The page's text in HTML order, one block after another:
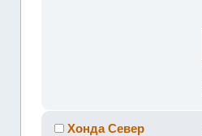
Хонда Север